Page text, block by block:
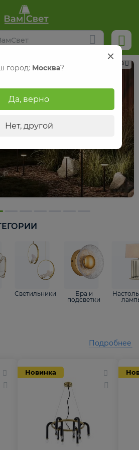
Реклама
Светильники
Бра и
подсветки
Новинка
Подробнее
город: Москва?
Да, верно
Нет, другой